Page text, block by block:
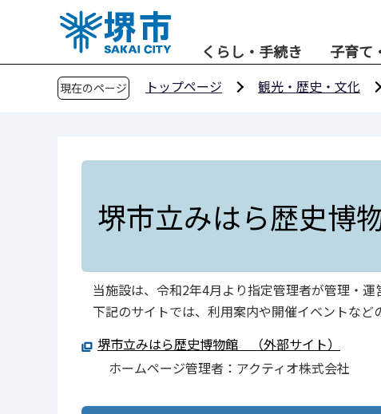
くらし・手続き 子育て
現在のページ トップページ 観光・歴史・文化
堺市立みはら歴史博
当施設は、令和2年4月より指定管理者が管理・運
下記のサイトでは、利用案内や開催イベントなど
堺市立みはら歴史博物館 （外部サイト）
ホームページ管理者：アクティオ株式会社